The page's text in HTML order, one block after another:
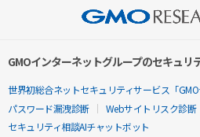
GMOインターネットグループのセキュリ
世界初総合ネットセキュリティサービス「GMO
パスワード漏洩診断
Webサイトリスク診断
セキュリティ相談AIチャットボット